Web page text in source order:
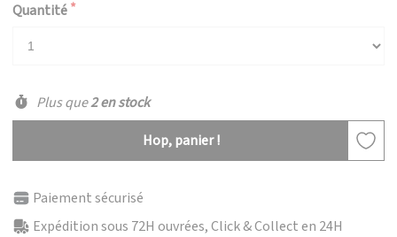
Quantité
Plus que2 en stock
Hop, panier !
Paiement sécurisé
Expédition sous 72H ouvrées, Click & Collect en 24H